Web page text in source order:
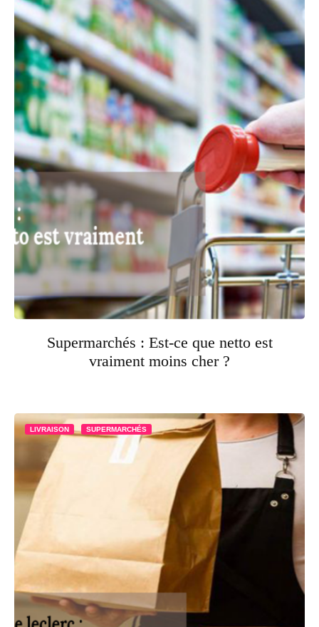
Supermarchés : Est-ce que netto est
vraiment moins cher ?
LIVRAISON SUPERMARCHÉS